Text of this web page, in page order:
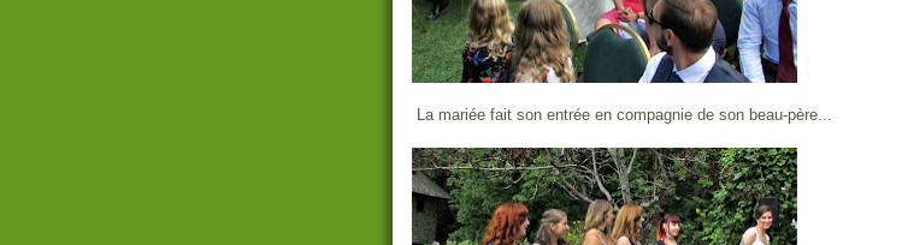
La mariée fait son entrée en compagnie de son beau-père...